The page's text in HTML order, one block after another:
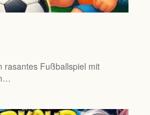
rasantes Fußballspiel mit